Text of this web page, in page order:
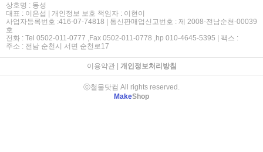
상호명 : 동성
대표 : 이은섭 | 개인정보 보호 책임자 : 이현이
사업자등록번호 :416-07-74818 | 통신판매업신고번호 : 제 2008-전남순천-00039
호
전화 : Tel 0502-011-0777 ,Fax 0502-011-0778 ,hp 010-4645-5395 | 팩스 :
주소 : 전남 순천시 서면 순천로17
이용약관| 개인정보처리방침
ⓒ철물닷컴 All rights reserved.
MakeShop